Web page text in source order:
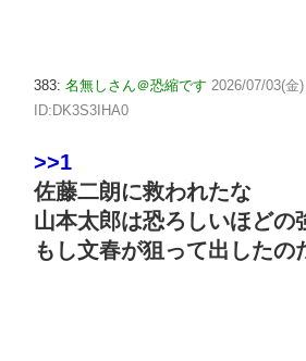
383: 名無しさん＠恐縮です 2026/07/03(金
ID:DK3S3IHA0
>>1
佐藤二朗に救われたな
山本太郎は恐ろしいほどの
もし文春が狙って出した